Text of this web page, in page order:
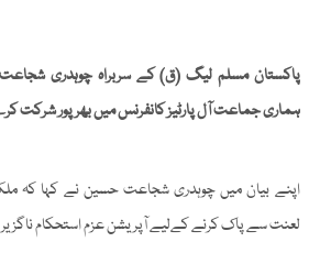
پاکستان مسلم لیگ (ق) کے سربراہ چوہدری
ہماری جماعت آل پارٹیز کانفرنس میں بھرپور شرکت
اپنے بیان میں چوہدری شجاعت حسین نے کہا کہ
لعنت سے پاک کرنے کےلیے آپریشن عزم استحکام